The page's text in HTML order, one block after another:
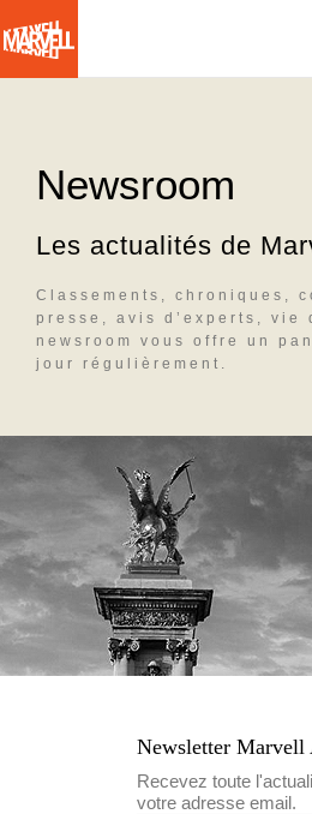
N
a
p
r
i
n
c
Newsroom
Les actualités de
Classements, chroniques,
presse, avis d’experts, vie
newsroom vous offre un
jour régulièrement.
Newsletter Marvell
Recevez toute
votre adresse email.